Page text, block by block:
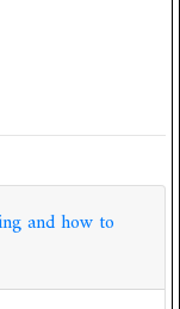
and how to